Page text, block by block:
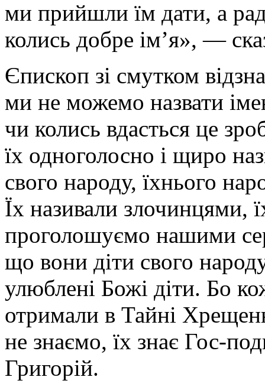
ми прийшли їм дати, а
колись добре ім’я», —
Єпископ зі смутком
ми не можемо назвати
чи колись вдасться це
їх одноголосно і щиро
свого народу, їхнього
Їх називали злочинцями,
проголошуємо нашими
що вони діти свого
улюблені Божі діти. Бо
отримали в Тайні
не знаємо, їх знає Гос-
Григорій.